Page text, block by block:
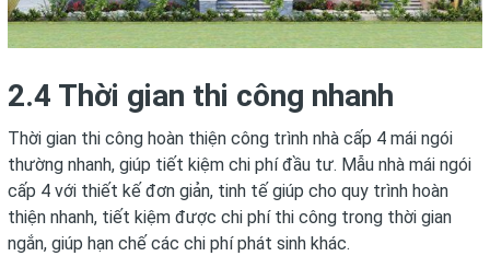
2.4 Thời gian thi công nhanh
Thời gian thi công hoàn thiện công trình nhà cấp 4 mái ngói
thường nhanh, giúp tiết kiệm chi phí đầu tư. Mẫu nhà mái ngói
cấp 4 với thiết kế đơn giản, tinh tế giúp cho quy trình hoàn
thiện nhanh, tiết kiệm được chi phí thi công trong thời gian
ngắn, giúp hạn chế các chi phí phát sinh khác.